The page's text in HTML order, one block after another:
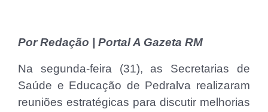
Por Redação | Portal A Gazeta RM
Na segunda-feira (31), as Secretarias de
Saúde e Educação de Pedralva realizaram
reuniões estratégicas para discutir melhorias